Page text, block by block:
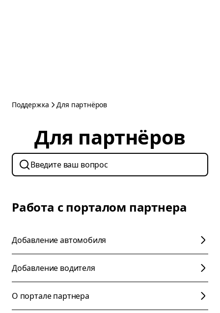
Поддержка Для партнёров
Для партнёров
Работа с порталом партнера
Добавление автомобиля
Добавление водителя
О портале партнера